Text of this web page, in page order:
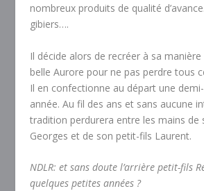
nombreux produits de qualité
gibiers….
Il décide alors de recréer à sa
belle Aurore pour ne pas perdre tous
Il en confectionne au départ une
année. Au fil des ans et sans aucune
tradition perdurera entre les mains de
Georges et de son petit-fils Laurent.
NDLR: et sans doute l’arrière petit-fils
quelques petites années ?